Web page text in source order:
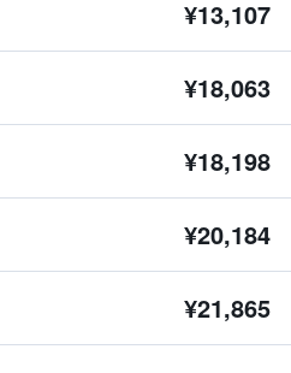
¥13,107
¥18,063
¥18,198
¥20,184
¥21,865